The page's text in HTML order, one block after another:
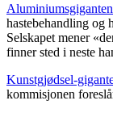
hastebehandling
Selskapet mener
finner sted i neste
Kunstgjødsel-
kommisjonen